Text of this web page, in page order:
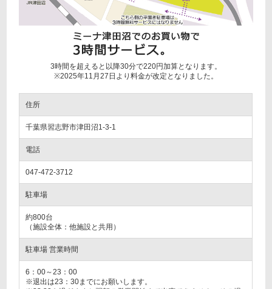
3時間を超えると以降30分で220円加算となります。
※2025年11月27日より料金が改定となりました。
住所
千葉県習志野市津田沼1-3-1
電話
047-472-3712
駐車場
約800台
（施設全体：他施設と共用）
駐車場 営業時間
6：00～23：00
※退出は23：30までにお願いします。